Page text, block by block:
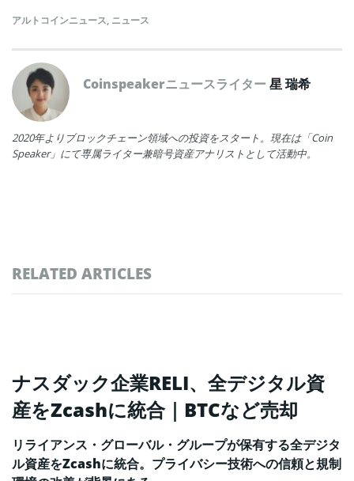
アルトコインニュース, ニュース
Coinspeakerニュースライター星 瑞希
2020年よりブロックチェーン領域への投資をスタート。現在は「Coin
Speaker」にて専属ライター兼暗号資産アナリストとして活動中。
RELATED ARTICLES
ナスダック企業RELI、全デジタル資
産をZcashに統合｜BTCなど売却
リライアンス・グローバル・グループが保有する全デジタ
ル資産をZcashに統合。プライバシー技術への信頼と規制